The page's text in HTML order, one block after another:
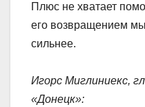
Плюс не хватает
его возвращением
сильнее.
Игорс Миглиниекс,
«Донецк»: